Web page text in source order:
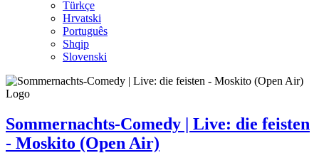
Türkçe
Hrvatski
Português
Shqip
Slovenski
Sommernachts-Comedy | Live: die feisten
- Moskito (Open Air)